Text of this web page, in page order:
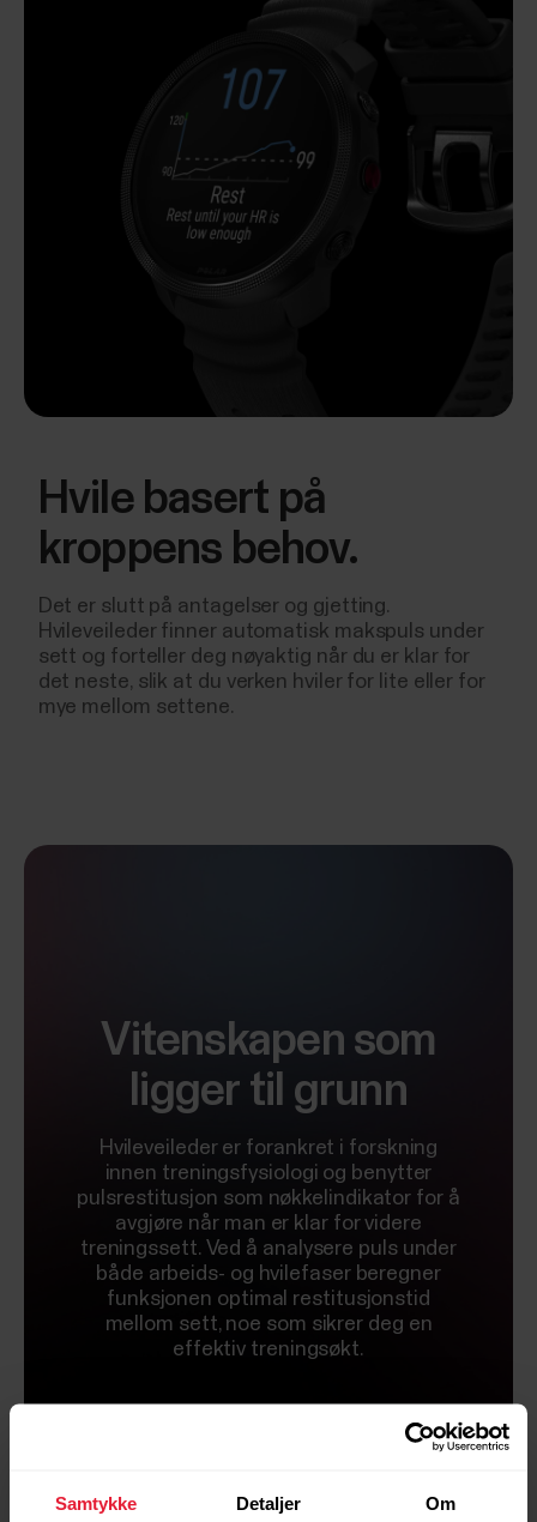
Samtykke Detaljer Om
Hvile basert på
kroppens behov.
Det er slutt på antagelser og gjetting.
Hvileveileder finner automatisk makspuls under
sett og forteller deg nøyaktig når du er klar for
det neste, slik at du verken hviler for lite eller for
mye mellom settene.
Vitenskapen som
ligger til grunn
Hvileveileder er forankret i forskning
innen treningsfysiologi og benytter
pulsrestitusjon som nøkkelindikator for å
avgjøre når man er klar for videre
treningssett. Ved å analysere puls under
både arbeids- og hvilefaser beregner
funksjonen optimal restitusjonstid
mellom sett, noe som sikrer deg en
effektiv treningsøkt.